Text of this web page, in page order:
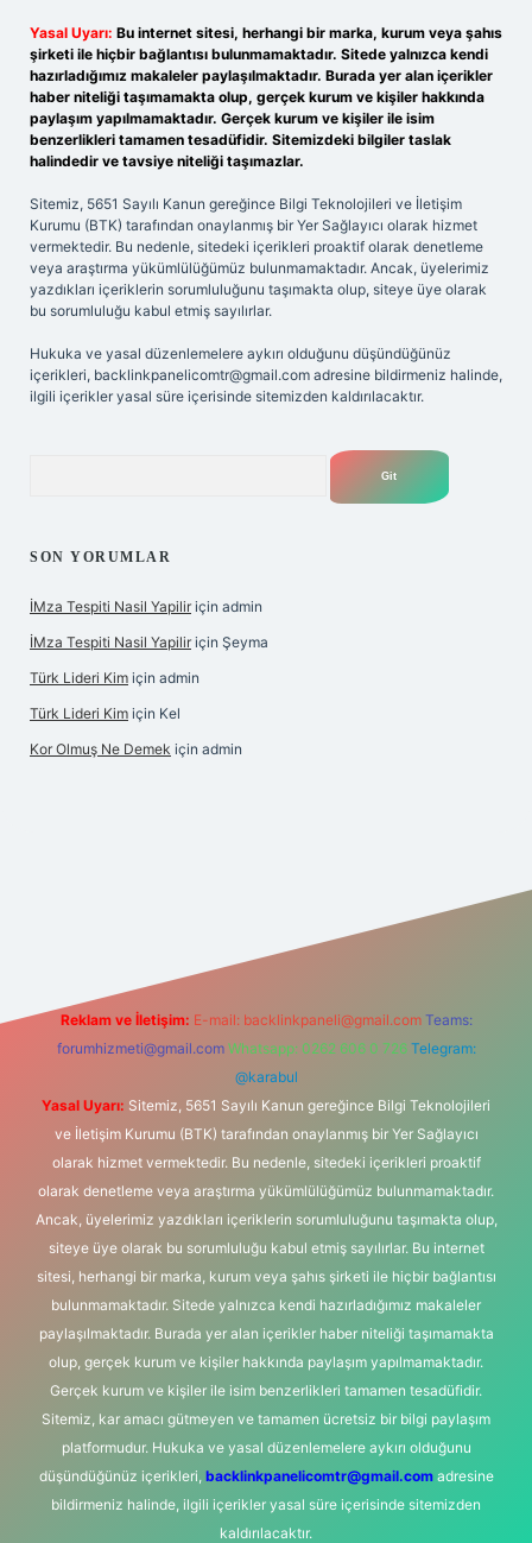
Yasal Uyarı: Bu internet sitesi, herhangi bir marka, kurum veya şahıs
şirketi ile hiçbir bağlantısı bulunmamaktadır. Sitede yalnızca kendi
hazırladığımız makaleler paylaşılmaktadır. Burada yer alan içerikler
haber niteliği taşımamakta olup, gerçek kurum ve kişiler hakkında
paylaşım yapılmamaktadır. Gerçek kurum ve kişiler ile isim
benzerlikleri tamamen tesadüfidir. Sitemizdeki bilgiler taslak
halindedir ve tavsiye niteliği taşımazlar.
Sitemiz, 5651 Sayılı Kanun gereğince Bilgi Teknolojileri ve İletişim
Kurumu (BTK) tarafından onaylanmış bir Yer Sağlayıcı olarak hizmet
vermektedir. Bu nedenle, sitedeki içerikleri proaktif olarak denetleme
veya araştırma yükümlülüğümüz bulunmamaktadır. Ancak, üyelerimiz
yazdıkları içeriklerin sorumluluğunu taşımakta olup, siteye üye olarak
bu sorumluluğu kabul etmiş sayılırlar.
Hukuka ve yasal düzenlemelere aykırı olduğunu düşündüğünüz
içerikleri, backlinkpanelicomtr@gmail.com adresine bildirmeniz halinde,
ilgili içerikler yasal süre içerisinde sitemizden kaldırılacaktır.
SON YORUMLAR
İMza Tespiti Nasil Yapilir için admin
İMza Tespiti Nasil Yapilir için Şeyma
Türk Lideri Kim için admin
Türk Lideri Kim için Kel
Kor Olmuş Ne Demek için admin
Reklam ve İletişim: E-mail: backlinkpaneli@gmail.com Teams:
forumhizmeti@gmail.com Whatsapp: 0262 606 0 726 Telegram:
@karabul
Yasal Uyarı: Sitemiz, 5651 Sayılı Kanun gereğince Bilgi Teknolojileri
ve İletişim Kurumu (BTK) tarafından onaylanmış bir Yer Sağlayıcı
olarak hizmet vermektedir. Bu nedenle, sitedeki içerikleri proaktif
olarak denetleme veya araştırma yükümlülüğümüz bulunmamaktadır.
Ancak, üyelerimiz yazdıkları içeriklerin sorumluluğunu taşımakta olup,
siteye üye olarak bu sorumluluğu kabul etmiş sayılırlar. Bu internet
sitesi, herhangi bir marka, kurum veya şahıs şirketi ile hiçbir bağlantısı
bulunmamaktadır. Sitede yalnızca kendi hazırladığımız makaleler
paylaşılmaktadır. Burada yer alan içerikler haber niteliği taşımamakta
olup, gerçek kurum ve kişiler hakkında paylaşım yapılmamaktadır.
Gerçek kurum ve kişiler ile isim benzerlikleri tamamen tesadüfidir.
Sitemiz, kar amacı gütmeyen ve tamamen ücretsiz bir bilgi paylaşım
platformudur. Hukuka ve yasal düzenlemelere aykırı olduğunu
düşündüğünüz içerikleri, backlinkpanelicomtr@gmail.comadresine
bildirmeniz halinde, ilgili içerikler yasal süre içerisinde sitemizden
kaldırılacaktır.